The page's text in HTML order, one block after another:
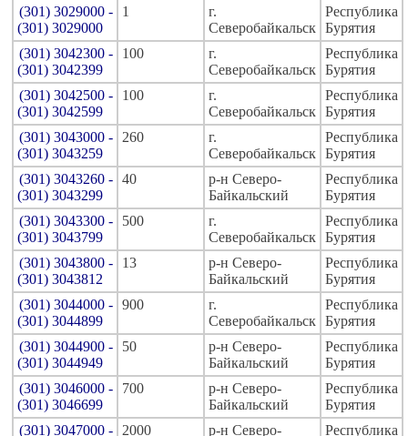
(301) 3029000 -
(301) 3029000
1
г.
Северобайкальск
Республика
Бурятия
(301) 3042300 -
(301) 3042399
100
г.
Северобайкальск
Республика
Бурятия
(301) 3042500 -
(301) 3042599
100
г.
Северобайкальск
Республика
Бурятия
(301) 3043000 -
(301) 3043259
260
г.
Северобайкальск
Республика
Бурятия
(301) 3043260 -
(301) 3043299
40
р-н Северо-
Байкальский
Республика
Бурятия
(301) 3043300 -
(301) 3043799
500
г.
Северобайкальск
Республика
Бурятия
(301) 3043800 -
(301) 3043812
13
р-н Северо-
Байкальский
Республика
Бурятия
(301) 3044000 -
(301) 3044899
900
г.
Северобайкальск
Республика
Бурятия
(301) 3044900 -
(301) 3044949
50
р-н Северо-
Байкальский
Республика
Бурятия
(301) 3046000 -
(301) 3046699
700
р-н Северо-
Байкальский
Республика
Бурятия
(301) 3047000 -
2000 р-н Северо- Республика